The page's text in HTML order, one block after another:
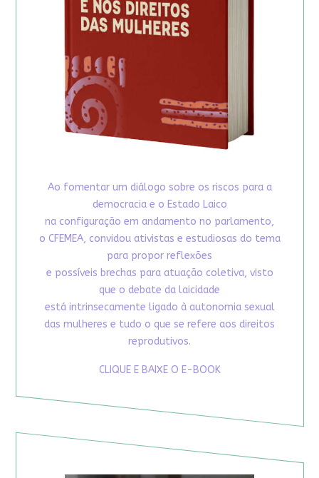
Ao fomentar um diálogo sobre os riscos para a
democracia e o Estado Laico
na configuração em andamento no parlamento,
o CFEMEA, convidou ativistas e estudiosas do tema
para propor reflexões
e possíveis brechas para atuação coletiva, visto
que o debate da laicidade
está intrinsecamente ligado à autonomia sexual
das mulheres e tudo o que se refere aos direitos
reprodutivos.
CLIQUE E BAIXE O E-BOOK